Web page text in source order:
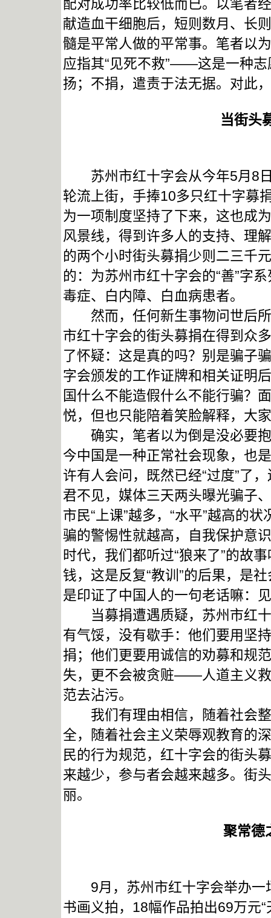
配对成功率比较低而已。以笔者
献造血干细胞后，短则数月、长
髓是平常人做的平常事。笔者以
应指其“见死不救”——这是一种
扬；不捐，遣责于法无据。对此
当街头
苏州市红十字会从今年5月8
轮流上街，手捧10多只红十字募
为一项制度坚持了下来，这也成
风景线，得到许多人的支持、理
的两个小时街头募捐少则二三千
的：为苏州市红十字会的“善”字
毒症、白内障、白血病患者。
然而，任何新生事物问世后所
市红十字会的街头募捐在得到众
了怀疑：这是真的吗？别是骗子
字会颁发的工作证牌和相关证明
国什么不能造假什么不能行骗？
悦，但也只能陪着笑脸解释，大
确实，笔者以为倒是没必要抱
今中国是一种正常社会现象，也
许有人会问，既然已经“过度”了
君不见，媒体三天两头曝光骗子
市民“上课”越多，“水平”越高的
骗的警惕性就越高，自我保护意
时代，我们都听过“狼来了”的故
钱，这是反复“教训”的后果，是
是印证了中国人的一句老话嘛：
当募捐遭遇质疑，苏州市红十
有气馁，没有歇手：他们要用坚
捐；他们更要用诚信的劝募和规
失，更不会被贪赃——人道主义
范去沾污。
我们有理由相信，随着社会整
全，随着社会主义荣辱观教育的
民的行为规范，红十字会的街头
来越少，参与者会越来越多。街
丽。
聚常德
9月，苏州市红十字会举办一
书画义拍，18幅作品拍出69万元